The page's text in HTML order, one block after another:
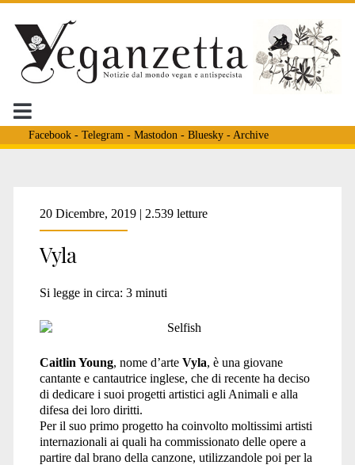
Facebook- Telegram - Mastodon - Bluesky- Archive
Tag:
<span>Caitlin
Young</span>
20 Dicembre, 2019 | 2.539 letture
Vyla
Si legge in circa: 3 minuti
Caitlin Young, nome d’arte Vyla, è una giovane
cantante e cantautrice inglese, che di recente ha deciso
di dedicare i suoi progetti artistici agli Animali e alla
difesa dei loro diritti.
Per il suo primo progetto ha coinvolto moltissimi artisti
internazionali ai quali ha commissionato delle opere a
partire dal brano della canzone, utilizzandole poi per la